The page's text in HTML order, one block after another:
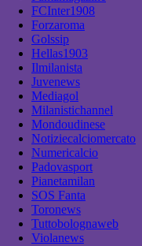
FCInter1908
Forzaroma
Golssip
Hellas1903
Ilmilanista
Juvenews
Mediagol
Milanistichannel
Mondoudinese
Notiziecalciomercato
Numericalcio
Padovasport
Pianetamilan
SOS Fanta
Toronews
Tuttobolognaweb
Violanews